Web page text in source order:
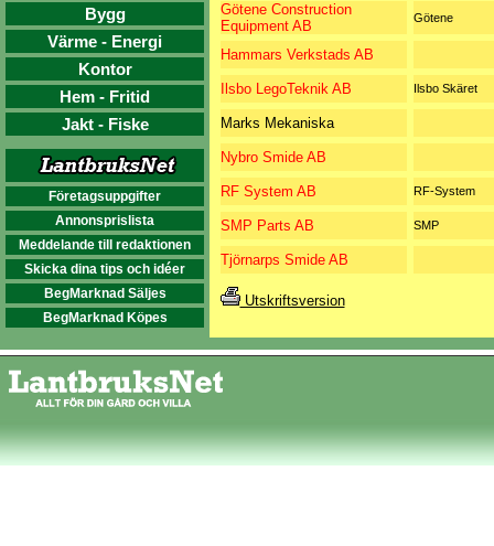
Bygg
Värme - Energi
Kontor
Hem - Fritid
Jakt - Fiske
Företagsuppgifter
Annonsprislista
Meddelande till redaktionen
Skicka dina tips och idéer
BegMarknad Säljes
BegMarknad Köpes
Götene Construction
Equipment AB
Götene
Hammars Verkstads AB
Ilsbo LegoTeknik AB Ilsbo Skäret
Marks Mekaniska
Nybro Smide AB
RF System AB RF-System
SMP Parts AB SMP
Tjörnarps Smide AB
Utskriftsversion